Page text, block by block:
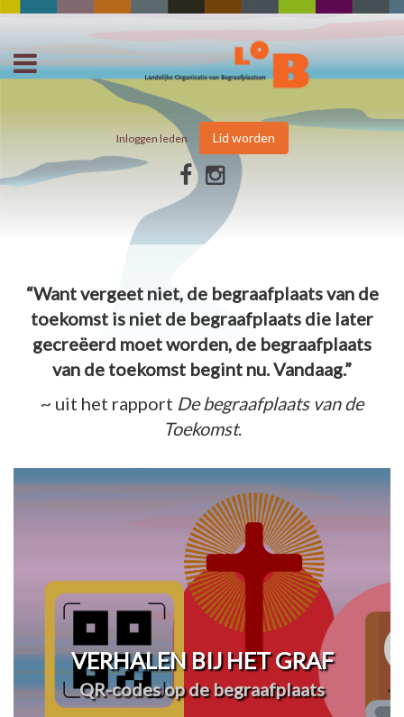
Inloggen leden Lid worden
“Want vergeet niet, de begraafplaats van de
toekomst is niet de begraafplaats die later
gecreëerd moet worden, de begraafplaats
van de toekomst begint nu. Vandaag.”
~ uit het rapport De begraafplaats van de
Toekomst.
VERHALEN BIJ HET GRAF
QR-codes op de begraafplaats